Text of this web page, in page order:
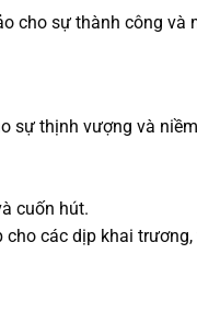
cho sự thành công và
sự thịnh vượng và
cuốn hút.
các dịp khai trương,